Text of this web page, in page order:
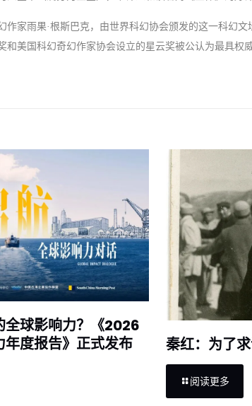
作家雨果·根斯巴克，由世界科幻协会颁发的这一科幻
和美国科幻奇幻作家协会设立的星云奖被公认为最具权
全球影响力？《2026
度报告》正式发布
秦红：为了
阅读更多